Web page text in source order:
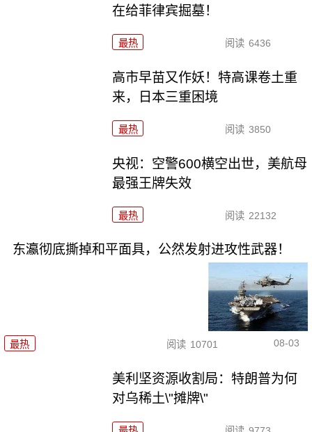
在给菲律宾掘墓！
最热 阅读 6436
高市早苗又作妖！特高课卷土重
来，日本三重困境
最热 阅读 3850
央视：空警600横空出世，美航母
最强王牌失效
最热 阅读 22132
东瀛彻底撕掉和平面具，公然发射进攻性武器！
最热 阅读 10701 08-03
美利坚资源收割局：特朗普为何
对乌稀土\"摊牌\"